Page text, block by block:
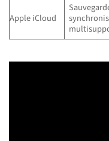
Apple iCloud